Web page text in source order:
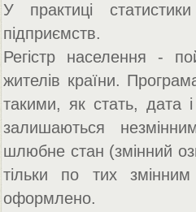
У практиці
підприємств.
Регістр населення -
жителів країни.
такими, як стать, дата
залишаються
шлюбне стан (змінний
тільки по тих
оформлено.